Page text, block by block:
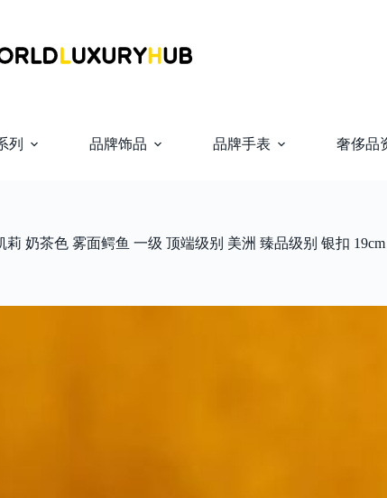
列 品牌饰品 品牌手表 奢侈品
莉 奶茶色 雾面鳄鱼 一级 顶端级别 美洲 臻品级别 银扣 19cm